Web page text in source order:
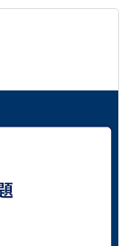
ド大学の地下